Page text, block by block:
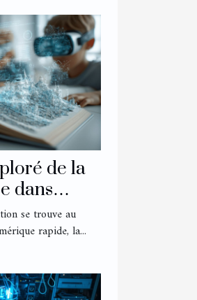
de la
dans
se trouve au
rapide, la...